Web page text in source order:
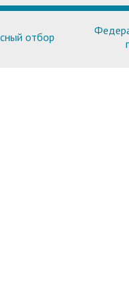
отбор